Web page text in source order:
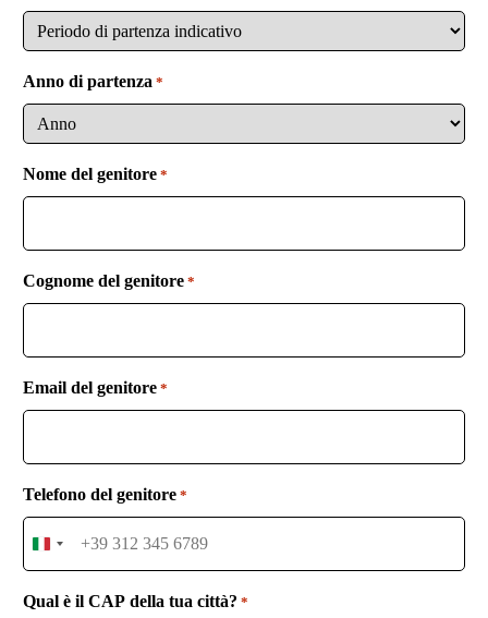
Anno di partenza *
Nome del genitore *
Cognome del genitore *
Email del genitore *
Telefono del genitore *
I
t
a
Qual è il CAP della tua città? *